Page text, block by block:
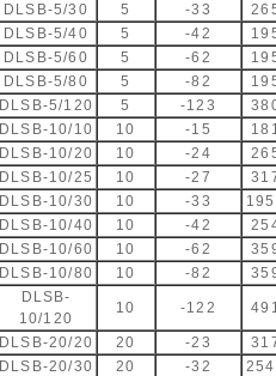
DLSB-5/30
5 -33
DLSB-5/40
5 -42
DLSB-5/60
5 -62
DLSB-5/80
5 -82
DLSB-5/120
5 -123
DLSB-10/10
10 -15
DLSB-10/20
10 -24
DLSB-10/25
10 -27
DLSB-10/30
10 -33
DLSB-10/40
10 -42
DLSB-10/60
10 -62
DLSB-10/80
10 -82
DLSB-
10/120
10 -122
DLSB-20/20 20 -23
DLSB-20/30
20 -32